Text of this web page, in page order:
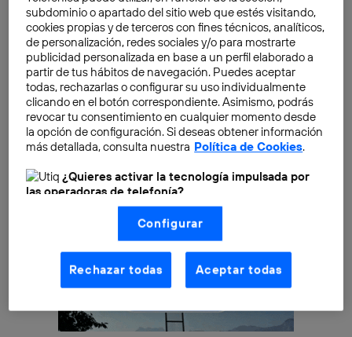
trabajo, que muy pronto podría estar operativo y
dando soluciones a diversos departamentos de
Telefónica.
subdominio o apartado del sitio web que estés visitando,
cookies propias y de terceros con fines técnicos, analíticos,
de personalización, redes sociales y/o para mostrarte
publicidad personalizada en base a un perfil elaborado a
partir de tus hábitos de navegación. Puedes aceptar
todas, rechazarlas o configurar su uso individualmente
clicando en el botón correspondiente. Asimismo, podrás
revocar tu consentimiento en cualquier momento desde
la opción de configuración. Si deseas obtener información
más detallada, consulta nuestra Política de Cookies.
¿Quieres activar la tecnología impulsada por
las operadoras de telefonía?
Nosotros, Telefónica S.A., utilizamos la tecnología Utiq para
realizar nuestras acciones de marketing digital o análisis
(como se describe en este aviso de consentimiento)
basadas en tu navegación en nuestra(s) web(s)
aquí(solo cuando utilizas una conexión a
internet habilitada , proporcionada por una de las
operadoras de telefonía participantes, y otorgas tu
La tecnología Utiq está diseñada con la privacidad como
Configurar
Rechazar todas Aceptar todas